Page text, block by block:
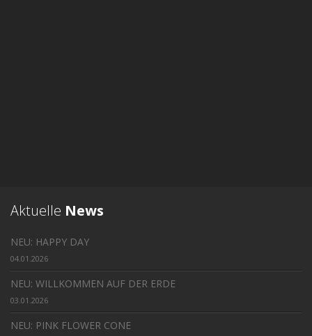
Aktuelle News
NEU: HAPPY DAY
04.01.2026
NEU: WILLKOMMEN AUF DER ERDE
03.01.2026
NEU: PINK FLOWER CONE